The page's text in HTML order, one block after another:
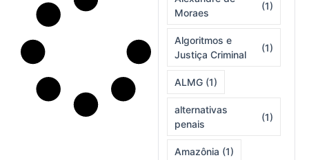
punitiva
contempo
Moraes
(1)
Algoritmos e
Justiça Criminal
(1)
ALMG (1)
alternativas
penais
(1)
Amazônia (1)